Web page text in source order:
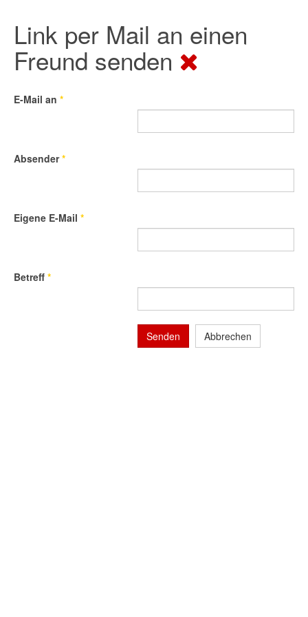
Link per Mail an einen
Freund senden
E-Mail an *
Absender*
Eigene E-Mail *
Betreff *
Senden Abbrechen